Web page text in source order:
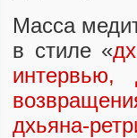
Масса
в стиле «
интервью,
дхьяна-